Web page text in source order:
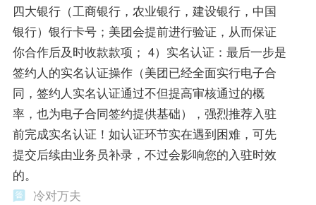
四大银行（工商银行，农业银行，建设银行，中国
银行）银行卡号；美团会提前进行验证，从而保证
你合作后及时收款款项； 4）实名认证：最后一步是
签约人的实名认证操作（美团已经全面实行电子合
同，签约人实名认证通过不但提高审核通过的概
率，也为电子合同签约提供基础），强烈推荐入驻
前完成实名认证！如认证环节实在遇到困难，可先
提交后续由业务员补录，不过会影响您的入驻时效
的。
冷对万夫